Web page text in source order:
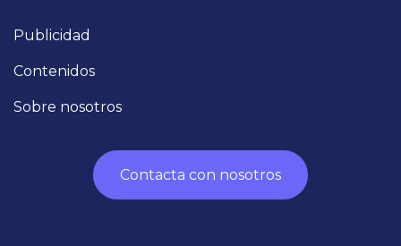
Publicidad
Contenidos
Sobre nosotros
Contacta con nosotro​​​​s